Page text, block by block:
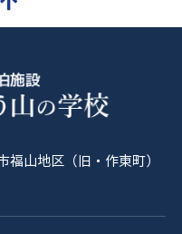
山地区（旧・作東町）